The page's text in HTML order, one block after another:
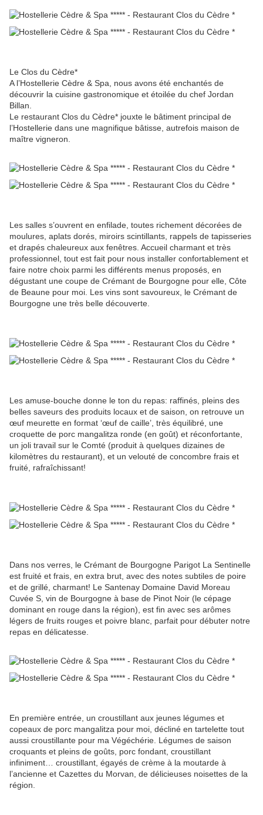
Le Clos du Cèdre*
A l’Hostellerie Cèdre & Spa, nous avons été enchantés de
découvrir la cuisine gastronomique et étoilée du chef Jordan
Billan.
Le restaurant Clos du Cèdre* jouxte le bâtiment principal de
l’Hostellerie dans une magnifique bâtisse, autrefois maison de
maître vigneron.
Les salles s’ouvrent en enfilade, toutes richement décorées de
moulures, aplats dorés, miroirs scintillants, rappels de tapisseries
et drapés chaleureux aux fenêtres. Accueil charmant et très
professionnel, tout est fait pour nous installer confortablement et
faire notre choix parmi les différents menus proposés, en
dégustant une coupe de Crémant de Bourgogne pour elle, Côte
de Beaune pour moi. Les vins sont savoureux, le Crémant de
Bourgogne une très belle découverte.
Les amuse-bouche donne le ton du repas: raffinés, pleins des
belles saveurs des produits locaux et de saison, on retrouve un
œuf meurette en format ‘œuf de caille’, très équilibré, une
croquette de porc mangalitza ronde (en goût) et réconfortante,
un joli travail sur le Comté (produit à quelques dizaines de
kilomètres du restaurant), et un velouté de concombre frais et
fruité, rafraîchissant!
Dans nos verres, le Crémant de Bourgogne Parigot La Sentinelle
est fruité et frais, en extra brut, avec des notes subtiles de poire
et de grillé, charmant! Le Santenay Domaine David Moreau
Cuvée S, vin de Bourgogne à base de Pinot Noir (le cépage
dominant en rouge dans la région), est fin avec ses arômes
légers de fruits rouges et poivre blanc, parfait pour débuter notre
repas en délicatesse.
En première entrée, un croustillant aux jeunes légumes et
copeaux de porc mangalitza pour moi, décliné en tartelette tout
aussi croustillante pour ma Végéchérie. Légumes de saison
croquants et pleins de goûts, porc fondant, croustillant
infiniment… croustillant, égayés de crème à la moutarde à
l’ancienne et Cazettes du Morvan, de délicieuses noisettes de la
région.